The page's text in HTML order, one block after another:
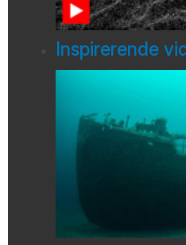
Inspirerende